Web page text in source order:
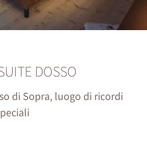
DOSSO
di Sopra, luogo di ricordi